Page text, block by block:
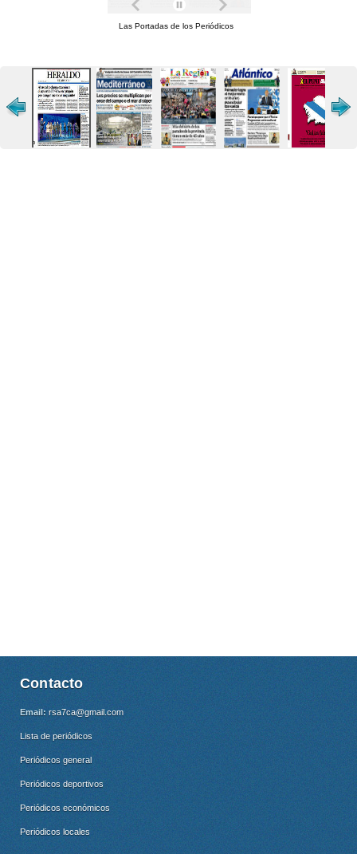
Las Portadas de los Periódicos
Contacto
Email: rsa7ca@gmail.com
Lista de periódicos
Periódicos general
Periódicos deportivos
Periódicos económicos
Periódicos locales